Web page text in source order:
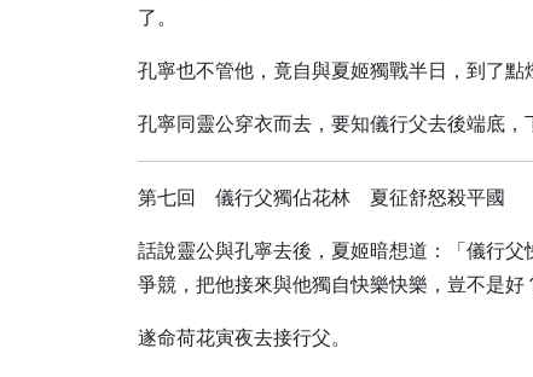
了。
孔寧也不管他，竟自與夏姬獨戰半日，到了點
孔寧同靈公穿衣而去，要知儀行父去後端底，
第七回 儀行父獨佔花林 夏征舒怒殺平國
話說靈公與孔寧去後，夏姬暗想道：「儀行
爭競，把他接來與他獨自快樂快樂，豈不是好
遂命荷花寅夜去接行父。